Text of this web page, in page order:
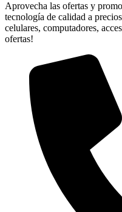
Aprovecha las ofertas y
tecnología de calidad a
celulares, computadores,
ofertas!